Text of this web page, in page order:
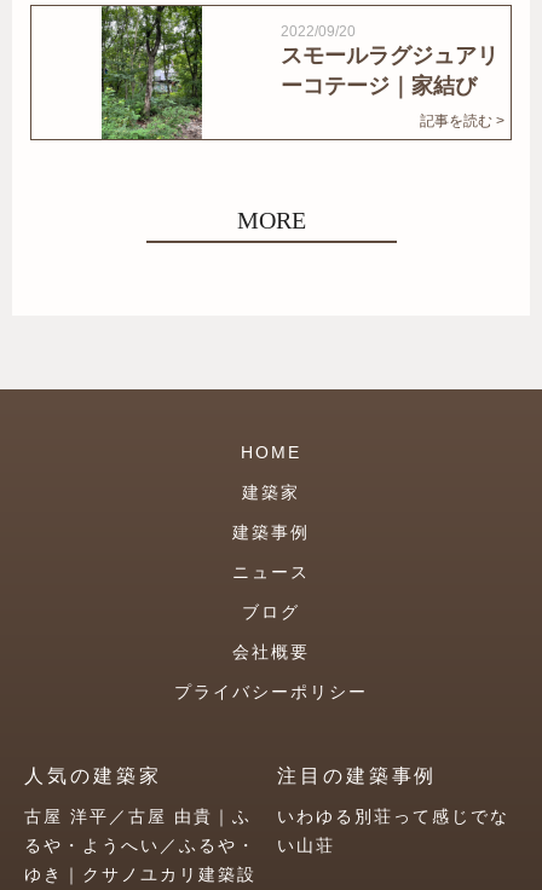
2022/09/20
スモールラグジュアリ
ーコテージ｜家結び
記事を読む >
MORE
HOME
建築家
建築事例
ニュース
ブログ
会社概要
プライバシーポリシー
人気の建築家
古屋 洋平／古屋 由貴｜ふ
るや・ようへい／ふるや・
ゆき｜クサノユカリ建築設
注目の建築事例
いわゆる別荘って感じでな
い山荘